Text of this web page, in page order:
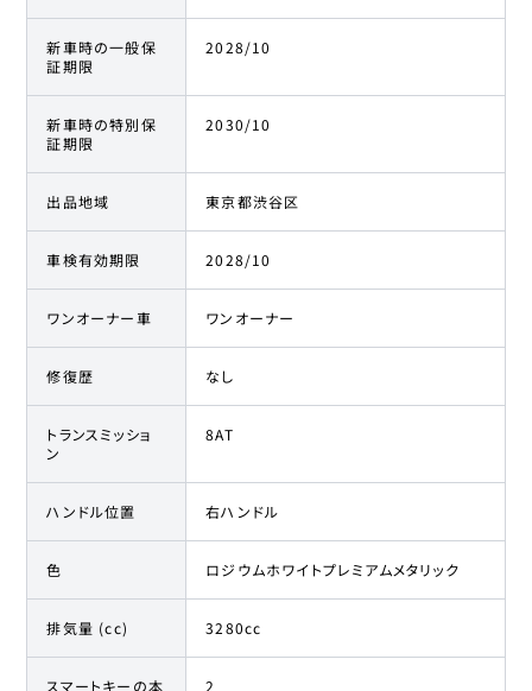
新車時の一般保
証期限
2028/10
新車時の特別保
証期限
2030/10
出品地域 東京都渋谷区
車検有効期限 2028/10
ワンオーナー車 ワンオーナー
修復歴 なし
トランスミッショ
ン
8AT
ハンドル位置 右ハンドル
色 ロジウムホワイトプレミアムメタリック
排気量 (cc) 3280cc
スマートキーの本 2